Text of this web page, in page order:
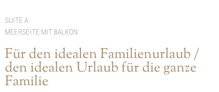
SUITE A
MEERSEITE MIT BALKON
Für den idealen Familienurlaub /
den idealen Urlaub für die ganze
Familie